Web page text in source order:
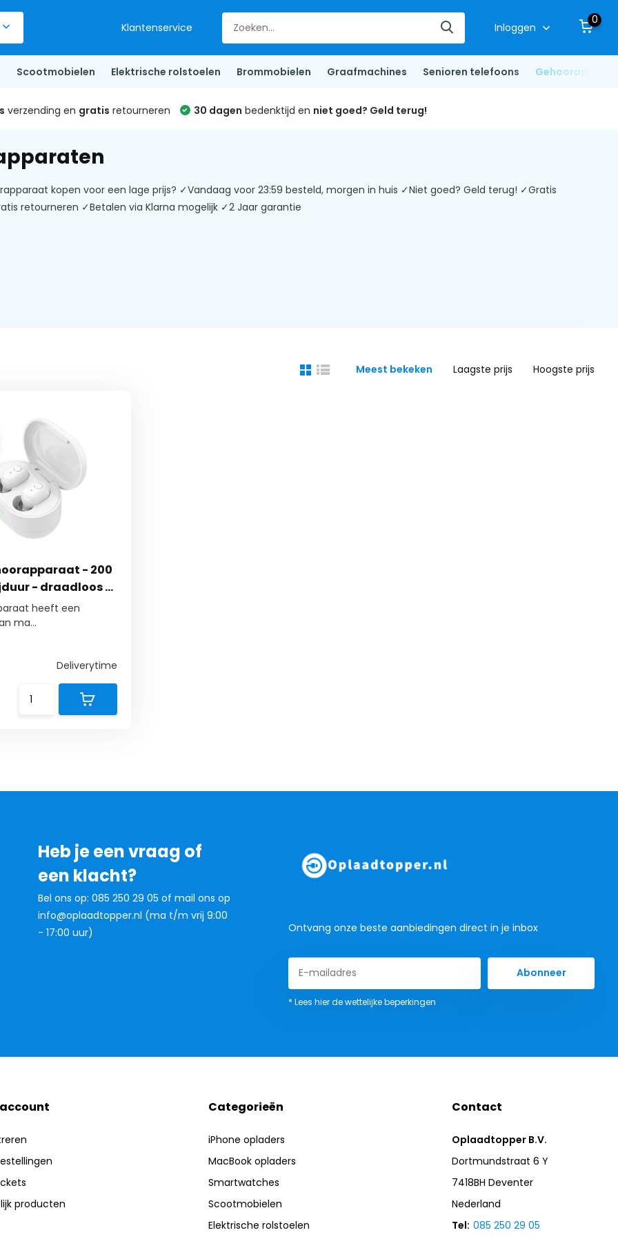
Klantenservice Inloggen
0
Scootmobielen Elektrische rolstoelen Brommobielen Graafmachines Senioren telefoons
verzending en gratis retourneren 30 dagen bedenktijd en niet goed? Geld terug!
kopen voor een lage prijs? ✓Vandaag voor 23:59 besteld, morgen in huis ✓Niet goed? Geld terug! ✓Gratis
retourneren ✓Betalen via Klarna mogelijk ✓2 Jaar garantie
Meest bekeken Laagste prijs Hoogste prijs
- 200
- draadloos &
heeft een
ma...
Deliverytime
Heb je een vraag of
een klacht?
Bel ons op: 085 250 29 05 of mail ons op
info@oplaadtopper.nl (ma t/m vrij 9:00
- 17:00 uur)
Ontvang onze beste aanbiedingen direct in je inbox
Abonneer
* Lees hier de wettelijke beperkingen
producten
Categorieën
iPhone opladers
MacBook opladers
Smartwatches
Scootmobielen
Elektrische rolstoelen
Contact
Oplaadtopper B.V.
Dortmundstraat 6 Y
7418BH Deventer
Nederland
Tel: 085 250 29 05